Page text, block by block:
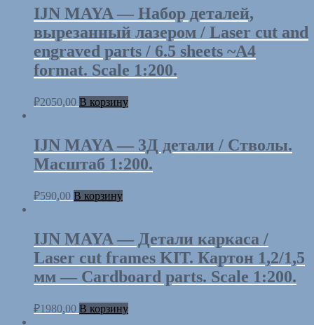
IJN MAYA — Набор деталей,
вырезанный лазером / Laser cut and
engraved parts / 6.5 sheets ~A4
format. Scale 1:200.
₽2050,00 В корзину
IJN MAYA — 3Д детали / Стволы.
Масштаб 1:200.
₽590,00 В корзину
IJN MAYA — Детали каркаса /
Laser cut frames KIT. Картон 1,2/1,5
мм — Cardboard parts. Scale 1:200.
₽1980,00 В корзину